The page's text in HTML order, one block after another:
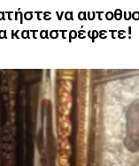
να
καταστρέφετε!